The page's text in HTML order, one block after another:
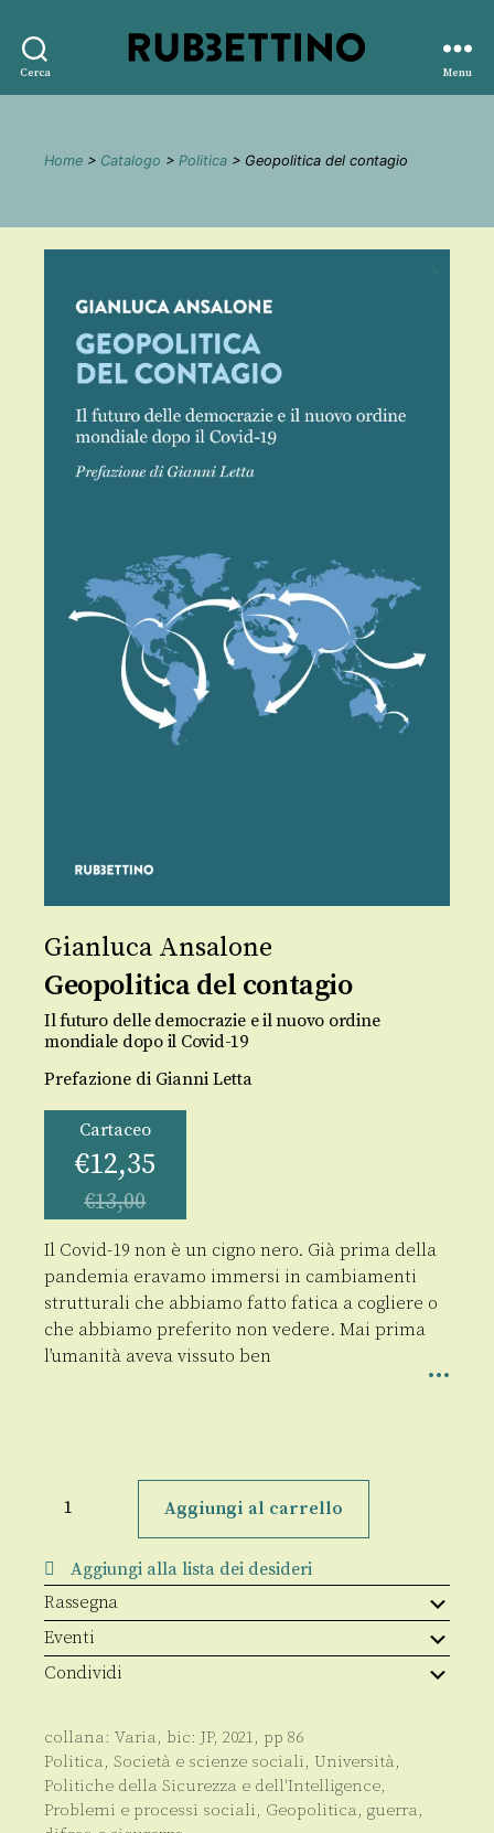
Cerca
editore
Menu
Home > Catalogo > Politica > Geopolitica del contagio
Gianluca Ansalone
Geopolitica del contagio
Il futuro delle democrazie e il nuovo ordine
mondiale dopo il Covid-19
Prefazione di Gianni Letta
Cartaceo
€12,35
€13,00
Il Covid-19 non è un cigno nero. Già prima della
pandemia eravamo immersi in cambiamenti
strutturali che abbiamo fatto fatica a cogliere o
che abbiamo preferito non vedere. Mai prima
l’umanità aveva vissuto ben
del
Aggiungi al carrello
Aggiungi alla lista dei desideri
Rassegna
Eventi
Condividi
collana: Varia, bic: JP, 2021, pp 86
Politica, Società e scienze sociali, Università,
Politiche della Sicurezza e dell'Intelligence,
Problemi e processi sociali, Geopolitica, guerra,